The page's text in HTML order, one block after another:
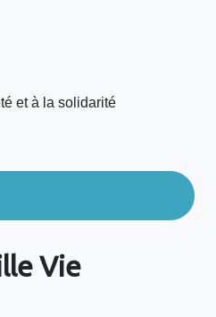
et à la solidarité
Vie